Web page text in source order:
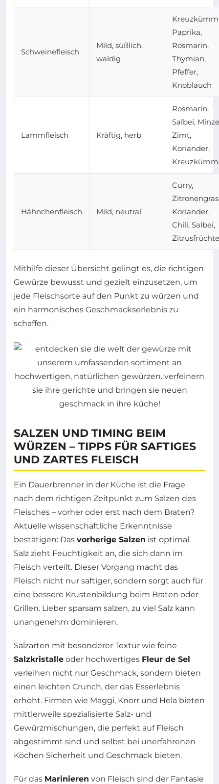
Schweinefleisch
Mild, süßlich,
waldig
Paprika,
Rosmarin,
Thymian,
Pfeffer,
Knoblauch
Lammfleisch Kräftig, herb
Rosmarin,
Salbei,
Zimt,
Koriander,
Hähnchenfleisch Mild, neutral
Curry,
Koriander,
Chili, Salbei,
Zitrusfrüchte
Mithilfe dieser Übersicht gelingt es, die richtigen
Gewürze bewusst und gezielt einzusetzen, um
jede Fleischsorte auf den Punkt zu würzen und
ein harmonisches Geschmackserlebnis zu
schaffen.
SALZEN UND TIMING BEIM
WÜRZEN – TIPPS FÜR SAFTIGES
UND ZARTES FLEISCH
Ein Dauerbrenner in der Küche ist die Frage
nach dem richtigen Zeitpunkt zum Salzen des
Fleisches – vorher oder erst nach dem Braten?
Aktuelle wissenschaftliche Erkenntnisse
bestätigen: Das vorherige Salzen ist optimal.
Salz zieht Feuchtigkeit an, die sich dann im
Fleisch verteilt. Dieser Vorgang macht das
Fleisch nicht nur saftiger, sondern sorgt auch für
eine bessere Krustenbildung beim Braten oder
Grillen. Lieber sparsam salzen, zu viel Salz kann
unangenehm dominieren.
Salzarten mit besonderer Textur wie feine
Salzkristalle oder hochwertiges Fleur de Sel
verleihen nicht nur Geschmack, sondern bieten
einen leichten Crunch, der das Esserlebnis
erhöht. Firmen wie Maggi, Knorr und Hela bieten
mittlerweile spezialisierte Salz- und
Gewürzmischungen, die perfekt auf Fleisch
abgestimmt sind und selbst bei unerfahrenen
Köchen Sicherheit und Geschmack bieten.
Für das Marinieren von Fleisch sind der Fantasie